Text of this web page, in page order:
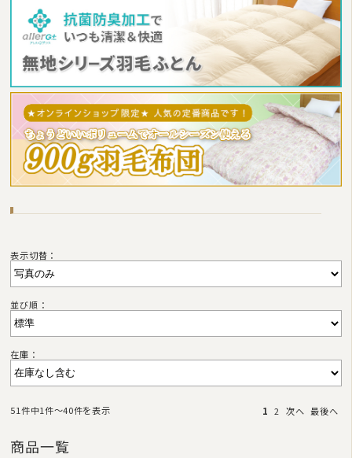
表示切替：
並び順：
在庫：
51件中1件〜40件を表示 1 2 次へ 最後へ
商品一覧